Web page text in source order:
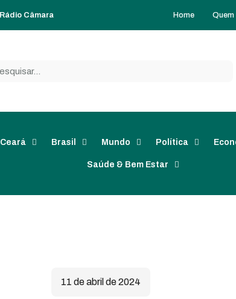
Rádio Câmara Home
Ceará Brasil Mundo Política
Saúde & Bem Estar
11 de abril de 2024